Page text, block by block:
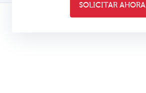
SOLICITAR AHORA